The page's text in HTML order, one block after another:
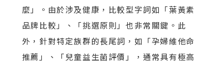
麼」。由於涉及健康，比較型字詞如「葉黃素
品牌比較」、「挑選原則」也非常關鍵。此
外，針對特定族群的長尾詞，如「孕婦維他命
推薦」、「兒童益生菌評價」，通常具有極高